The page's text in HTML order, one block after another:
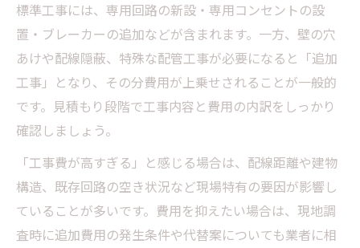
標準工事には、専用回路の新設・専用コンセントの設
置・ブレーカーの追加などが含まれます。一方、壁の穴
あけや配線隠蔽、特殊な配管工事が必要になると「追加
工事」となり、その分費用が上乗せされることが一般的
です。見積もり段階で工事内容と費用の内訳をしっかり
確認しましょう。
「工事費が高すぎる」と感じる場合は、配線距離や建物
構造、既存回路の空き状況など現場特有の要因が影響し
ていることが多いです。費用を抑えたい場合は、現地調
査時に追加費用の発生条件や代替案についても業者に相